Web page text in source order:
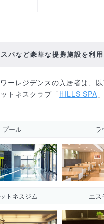
パなど豪華な提携施設を利用
ーレジデンスの入居者は、
トネスクラブ「HILLS SPA
プール ラ
トネスジム エス